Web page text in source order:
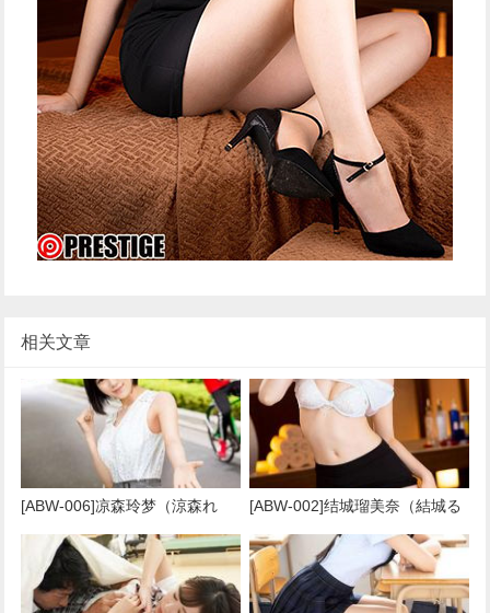
相关文章
[ABW-006]凉森玲梦（涼森れ
む） 在时尚的店里吃饭
[ABW-002]结城瑠美奈（結城る
みな） 选择面向初学者的标准路
线